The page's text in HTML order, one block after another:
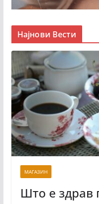
Најнови Вести
МАГАЗИН
Што е здрав